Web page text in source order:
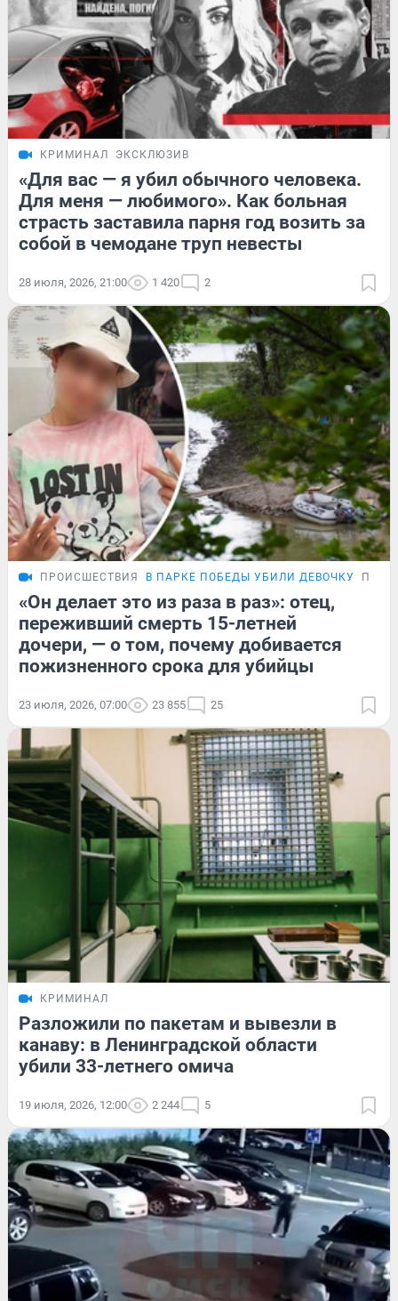
КРИМИНАЛ ЭКСКЛЮЗИВ
«Для вас — я убил обычного человека.
Для меня — любимого». Как больная
страсть заставила парня год возить за
собой в чемодане труп невесты
28 июля, 2026, 21:00 1 420 2
ПРОИСШЕСТВИЯ В ПАРКЕ ПОБЕДЫ УБИЛИ ДЕВОЧКУ
«Он делает это из раза в раз»: отец,
переживший смерть 15-летней
дочери, — о том, почему добивается
пожизненного срока для убийцы
23 июля, 2026, 07:00 23 855 25
КРИМИНАЛ
Разложили по пакетам и вывезли в
канаву: в Ленинградской области
убили 33-летнего омича
19 июля, 2026, 12:00 2 244 5